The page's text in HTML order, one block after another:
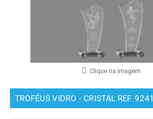
Clique na imagem
TROFÉUS VIDRO - CRISTAL REF. 9241